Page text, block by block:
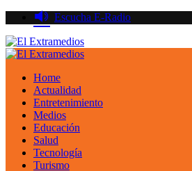
contenido
Escucha E-Radio
Primary
Home
Actualidad
Entretenimiento
Medios
Educación
Salud
Tecnología
Turismo